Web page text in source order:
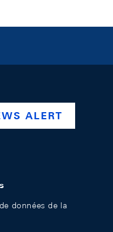
company/swiss-
ALERT
données de la